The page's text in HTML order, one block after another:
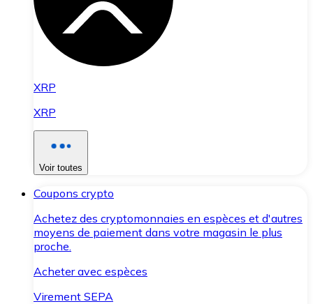
XRP
XRP
Voir toutes
Coupons crypto
Achetez des cryptomonnaies en espèces et d'autres
moyens de paiement dans votre magasin le plus
proche.
Acheter avec espèces
Virement SEPA